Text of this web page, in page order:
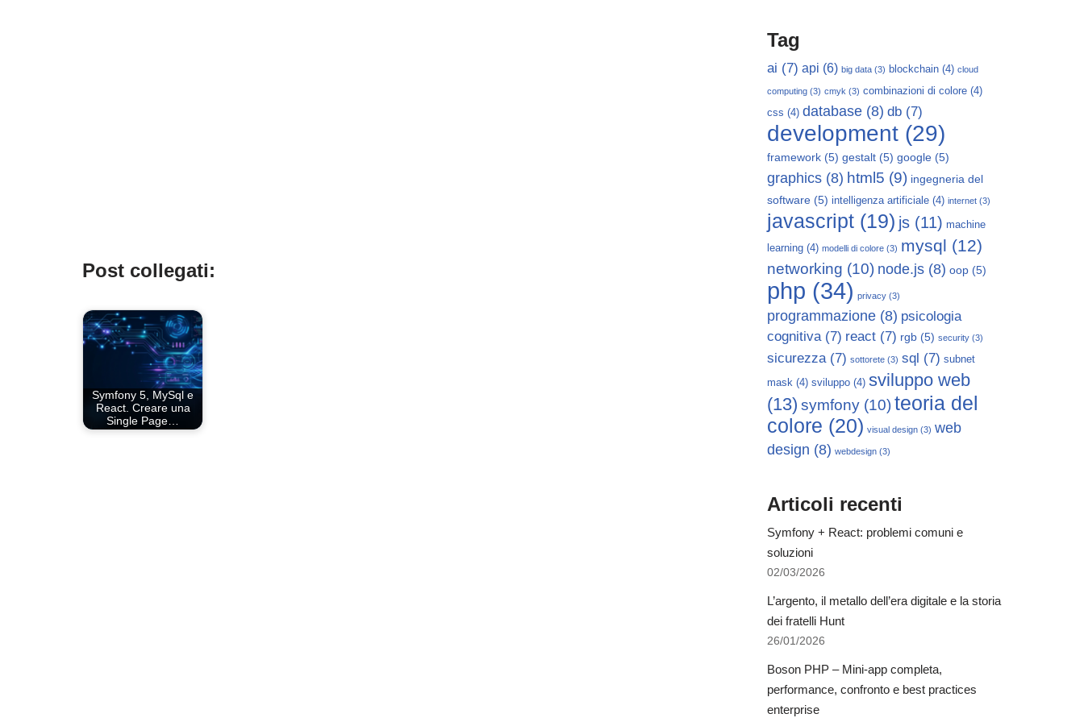
Post collegati:
Symfony 5, MySql e
React. Creare una
Single Page…
Tag
ai (7) api (6) big data (3) blockchain (4) cloud
computing (3) cmyk (3) combinazioni di colore (4)
css (4) database (8) db (7)
development (29)
framework (5) gestalt (5) google (5)
graphics (8) html5 (9) ingegneria del
software (5) intelligenza artificiale (4) internet (3)
javascript (19) js (11) machine
learning (4) modelli di colore (3) mysql (12)
networking (10) node.js (8) oop (5)
php (34) privacy (3)
programmazione (8) psicologia
cognitiva(7) react (7) rgb (5) security (3)
sicurezza(7) sottorete (3) sql (7) subnet
mask (4) sviluppo (4) sviluppo web
(13) symfony (10)teoria del
colore (20) visual design (3) web
design (8) webdesign (3)
Articoli recenti
Symfony + React: problemi comuni e
soluzioni
02/03/2026
L’argento, il metallo dell’era digitale e la storia
dei fratelli Hunt
26/01/2026
Boson PHP – Mini-app completa,
performance, confronto e best practices
enterprise